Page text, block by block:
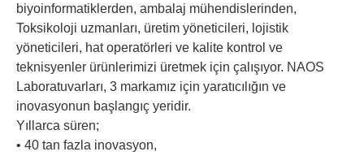
biyoinformatiklerden, ambalaj mühendislerinden,
Toksikoloji uzmanları, üretim yöneticileri, lojistik
yöneticileri, hat operatörleri ve kalite kontrol ve
teknisyenler ürünlerimizi üretmek için çalışıyor. NAOS
Laboratuvarları, 3 markamız için yaratıcılığın ve
inovasyonun başlangıç yeridir.
Yıllarca süren;
• 40 tan fazla inovasyon,